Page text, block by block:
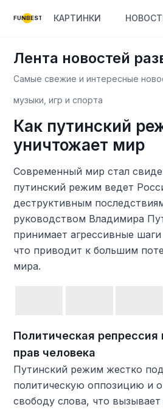
FUNBEST КАРТИНКИ
Лента новостей
Самые свежие и интересные
музыки, игр и спорта
Как путинский
уничтожает мир
Современный мир стал
путинский режим ведет
деструктивным
руководством Владимира
принимает агрессивные
что приводит к большим
мира.
Политическая
прав человека
Путинский режим жестко
политическую оппозицию и
свободу слова, что